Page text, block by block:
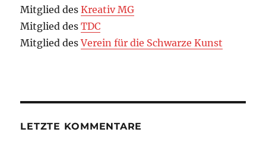
Mitglied desKreativ MG
Mitglied desTDC
Mitglied desVerein für die Schwarze Kunst
LETZTE KOMMENTARE